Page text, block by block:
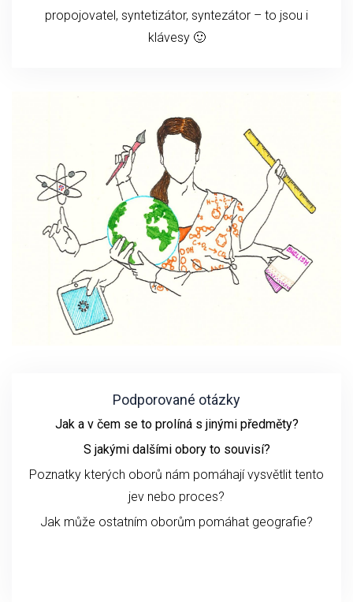
propojovatel, syntetizátor, syntezátor – to jsou i
klávesy 🙂
Podporované otázky
Jak a v čem se to prolíná s jinými předměty?
S jakými dalšími obory to souvisí?
Poznatky kterých oborů nám pomáhají vysvětlit tento
jev nebo proces?
Jak může ostatním oborům pomáhat geografie?